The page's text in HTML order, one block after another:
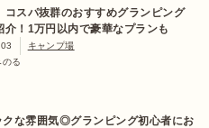
コスパ抜群のおすすめグランピング
介！1万円以内で豪華なプランも
キャンプ場
のる
クな雰囲気◎グランピング初心者にお